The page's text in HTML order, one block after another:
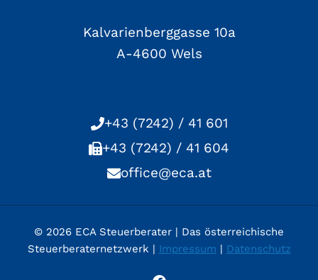
Kalvarienberggasse 10a
A-4600 Wels
+43 (7242) / 41 601
+43 (7242) / 41 604
office@eca.at
© 2026 ECA Steuerberater | Das österreichische
Steuerberaternetzwerk | Impressum | Datenschutz